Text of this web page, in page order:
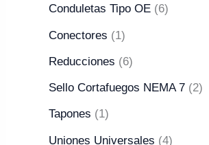
Conduletas Tipo OE 6
Conectores 1
Reducciones 6
Sello Cortafuegos NEMA 7 2
Tapones 1
Uniones Universales 4